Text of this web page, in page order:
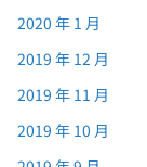
2020 年 1 月
2019 年 12 月
2019 年 11 月
2019 年 10 月